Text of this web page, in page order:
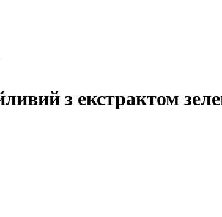
з екстрактом